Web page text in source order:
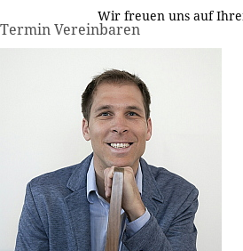
Wir freuen uns auf
Termin Vereinbaren